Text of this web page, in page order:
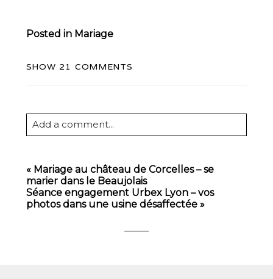
Posted in Mariage
SHOW 21 COMMENTS
Add a comment...
Required fields are marked *
« Mariage au château de Corcelles – se
marier dans le Beaujolais
Séance engagement Urbex Lyon – vos
photos dans une usine désaffectée »